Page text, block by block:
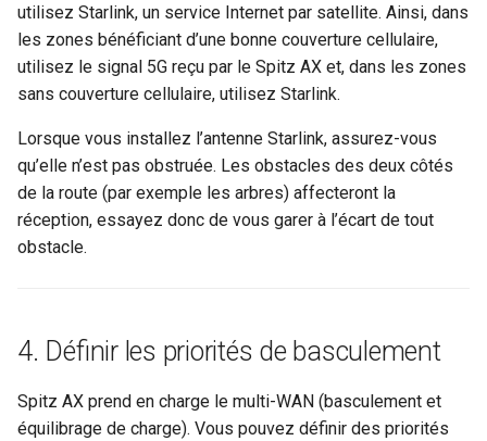
utilisez Starlink, un service Internet par satellite. Ainsi, dans
les zones bénéficiant d’une bonne couverture cellulaire,
utilisez le signal 5G reçu par le Spitz AX et, dans les zones
sans couverture cellulaire, utilisez Starlink.
Lorsque vous installez l’antenne Starlink, assurez-vous
qu’elle n’est pas obstruée. Les obstacles des deux côtés
de la route (par exemple les arbres) affecteront la
réception, essayez donc de vous garer à l’écart de tout
obstacle.
4. Définir les priorités de basculement
Spitz AX prend en charge le multi-WAN (basculement et
équilibrage de charge). Vous pouvez définir des priorités